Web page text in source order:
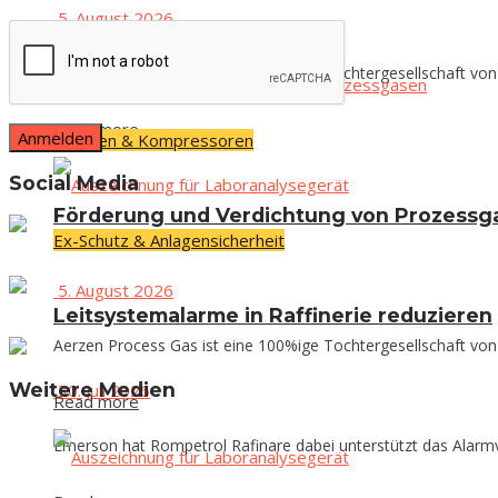
5. August 2026
Aerzen Process Gas ist eine 100%ige Tochtergesellschaft
Read more
Ex-Schutz & Anlagensicherheit
Leit­sys­tem­alar­me in Raf­fi­ne­rie reduzieren
30. Juli 2026
Emerson hat Rompetrol Rafinare dabei unterstützt das
Pumpen & Kompressoren
För­de­rung und Ver­dich­tung von
5. August 2026
Aerzen Process Gas ist eine 100%ige Tochtergesellschaft
Read more
Social Media
Wei­te­re Medien